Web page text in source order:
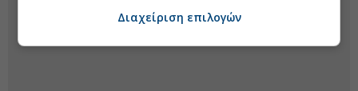
Διαχείριση επιλογών